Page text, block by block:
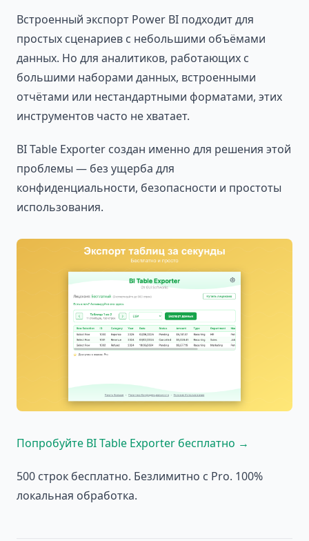
Встроенный экспорт Power BI подходит для
простых сценариев с небольшими объёмами
данных. Но для аналитиков, работающих с
большими наборами данных, встроенными
отчётами или нестандартными форматами, этих
инструментов часто не хватает.
BI Table Exporter создан именно для решения этой
проблемы — без ущерба для
конфиденциальности, безопасности и простоты
использования.
Попробуйте BI Table Exporter бесплатно →
500 строк бесплатно. Безлимитно с Pro. 100%
локальная обработка.